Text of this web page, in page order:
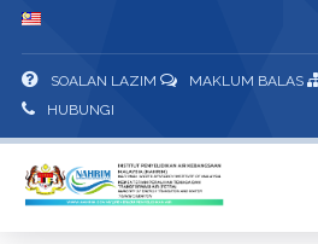
SOALAN LAZIM MAKLUM BALAS
HUBUNGI